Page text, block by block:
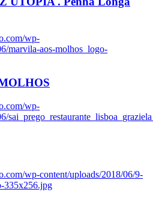
wp-
marvila-aos-molhos_logo-
wp-
wp-content/uploads/2018/06/9-
335x256.jpg